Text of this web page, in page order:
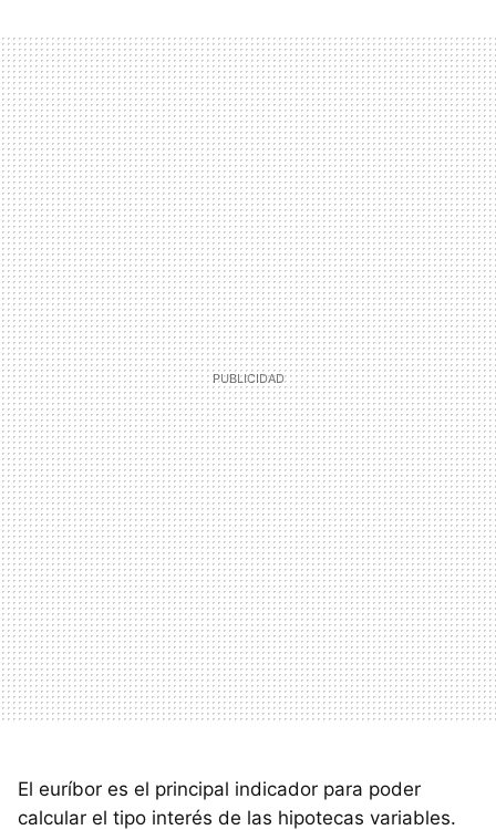
El euríbor es el principal indicador para poder
calcular el tipo interés de las hipotecas variables.